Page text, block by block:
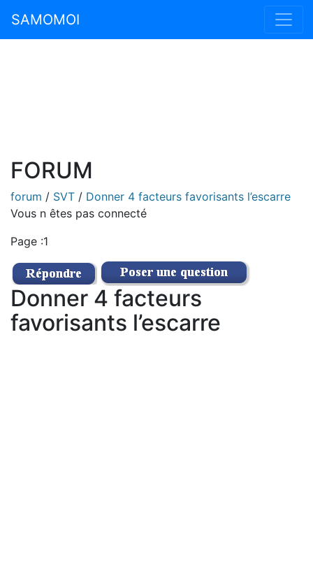
SAMOMOI
FORUM
forum / SVT / Donner 4 facteurs favorisants l’escarre
Vous n êtes pas connecté
Page :1
Donner 4 facteurs
favorisants l’escarre